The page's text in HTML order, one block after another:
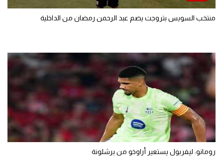
منتخب السويس بتروجت يضم عبد الرحمن رمضان من الداخلية
رومانو: ليفربول يستعير أراوخو من برشلونة